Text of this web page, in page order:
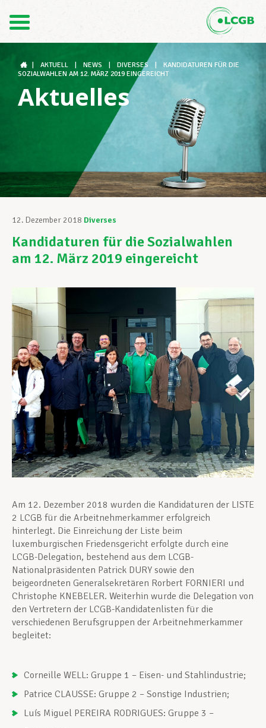
FR
Der LCGB
Gewerkschaftsstrukturen
Unterstützung im Arbeitsalltag
Ihre Rechte
Berufliche Weiterentwicklung
Mitglied werden
Aktuell
AKTUELL NEWS DIVERSES
KANDIDATUREN FÜR DIE
SOZIALWAHLEN AM 12. MÄRZ 2019 EINGEREICHT
Aktuelles
12. Dezember 2018 Diverses
Kandidaturen für die Sozialwahlen
am 12. März 2019 eingereicht
Am 12. Dezember 2018 wurden die Kandidaturen der LISTE
2 LCGB für die Arbeitnehmerkammer erfolgreich
hinterlegt. Die Einreichung der Liste beim
luxemburgischen Friedensgericht erfolgte durch eine
LCGB-Delegation, bestehend aus dem LCGB-
Nationalpräsidenten Patrick DURY sowie den
beigeordneten Generalsekretären Rorbert FORNIERI und
Christophe KNEBELER. Weiterhin wurde die Delegation von
den Vertretern der LCGB-Kandidatenlisten für die
verschiedenen Berufsgruppen der Arbeitnehmerkammer
begleitet:
Corneille WELL: Gruppe 1 – Eisen- und Stahlindustrie;
Patrice CLAUSSE: Gruppe 2 – Sonstige Industrien;
Luís Miguel PEREIRA RODRIGUES: Gruppe 3 –